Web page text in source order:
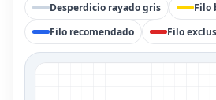
Desperdicio rayado gris
Filo
Filo recomendado
Filo